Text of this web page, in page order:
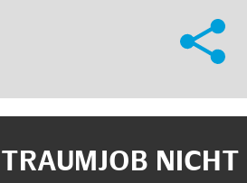
TRAUMJOB NICHT